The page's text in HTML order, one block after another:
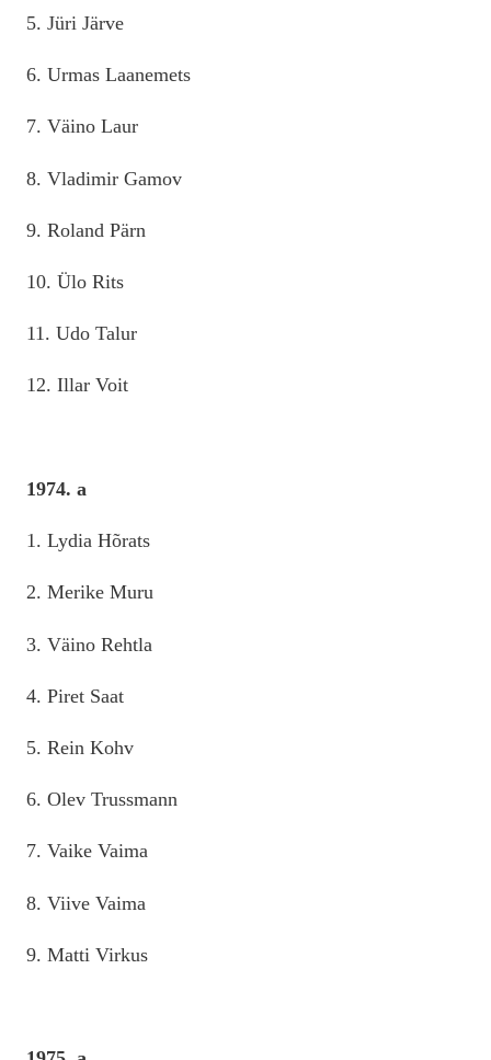
5. Jüri Järve
6. Urmas Laanemets
7. Väino Laur
8. Vladimir Gamov
9. Roland Pärn
10. Ülo Rits
11. Udo Talur
12. Illar Voit
1974. a
1. Lydia Hõrats
2. Merike Muru
3. Väino Rehtla
4. Piret Saat
5. Rein Kohv
6. Olev Trussmann
7. Vaike Vaima
8. Viive Vaima
9. Matti Virkus